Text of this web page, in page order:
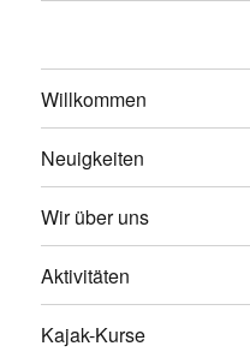
Willkommen
Neuigkeiten
Wir über uns
Aktivitäten
Kajak-Kurse